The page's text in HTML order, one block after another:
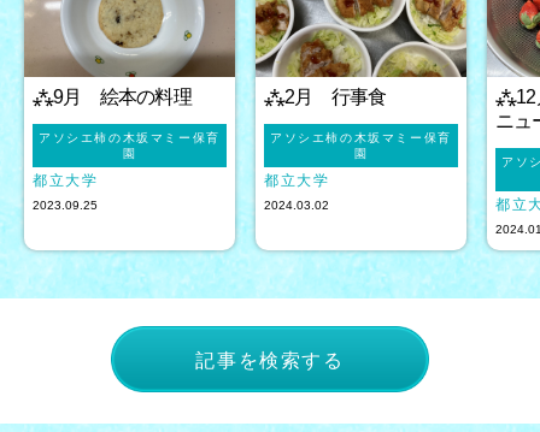
⁂9月 絵本の料理
アソシエ柿の木坂マミー保育
園
都立大学
2023.09.25
⁂2月 行事食
アソシエ柿の木坂マミー保育
園
都立大学
2024.03.02
⁂12
ニュ
アソ
都立
記事を検索する